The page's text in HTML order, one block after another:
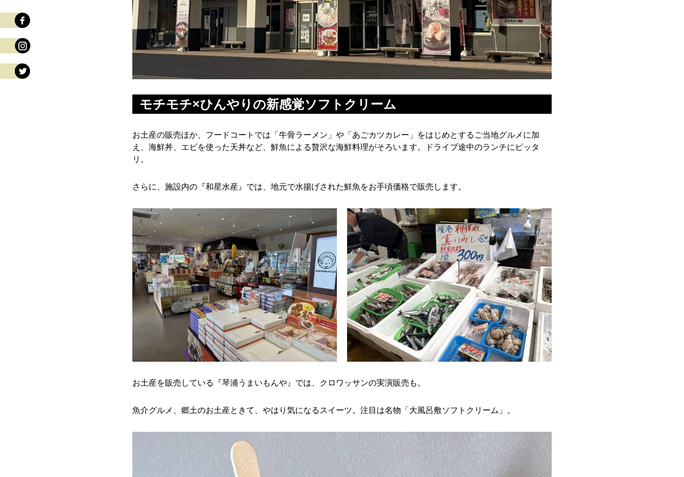
モチモチ×ひんやりの新感覚ソフトクリーム
お土産の販売ほか、フードコートでは「牛骨ラーメン」や「あごカツカレー」をはじめとするご当地グルメに加
え、海鮮丼、エビを使った天丼など、鮮魚による贅沢な海鮮料理がそろいます。ドライブ途中のランチにピッタ
リ。
さらに、施設内の『和星水産』では、地元で水揚げされた鮮魚をお手頃価格で販売します。
お土産を販売している『琴浦うまいもんや』では、クロワッサンの実演販売も。
魚介グルメ、郷土のお土産ときて、やはり気になるスイーツ。注目は名物「大風呂敷ソフトクリーム」。